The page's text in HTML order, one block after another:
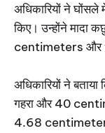
अधिकारियों ने
किए। उन्होंने मादा
centimeters और
अधिकारियों ने
गहरा और 40
4.68